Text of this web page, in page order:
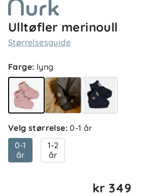
Ulltøfler merinoull
Størrelsesguide
Farge: lyng
Velg størrelse:0-1 år
0-1
år
1-2
år
kr 349
5.0
basert på 1 anmeldelse
1
Anmeldelser (1)
Filtrer etter